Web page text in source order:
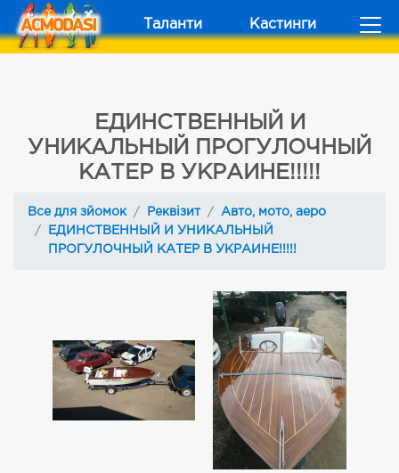
Таланти Кастинги
ЕДИНСТВЕННЫЙ И
УНИКАЛЬНЫЙ ПРОГУЛОЧНЫЙ
КАТЕР В УКРАИНЕ!!!!!
Все для зйомок Реквізит
Авто, мото, аеро
ЕДИНСТВЕННЫЙ И УНИКАЛЬНЫЙ
ПРОГУЛОЧНЫЙ КАТЕР В УКРАИНЕ!!!!!